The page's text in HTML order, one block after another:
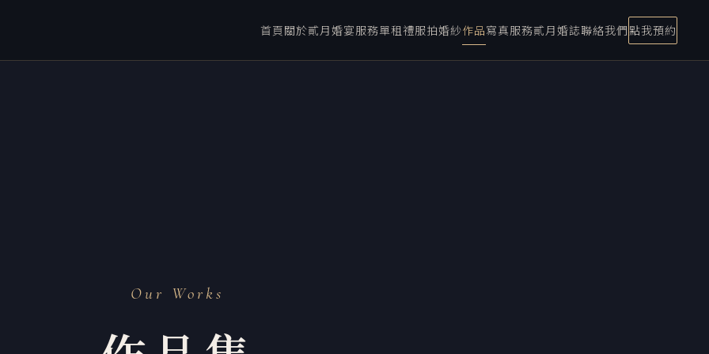
首頁關於貳月婚宴服務單租禮服拍婚紗作品寫真服務貳月婚誌聯絡我們 點我預約
Our Works